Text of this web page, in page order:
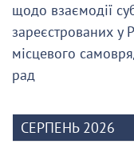
щодо взаємодії
зареєстрованих у
місцевого
рад
СЕРПЕНЬ 2026